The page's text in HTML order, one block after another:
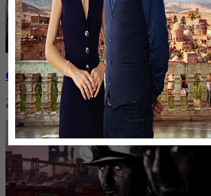
Саммит ОДКБ: под вопросом
24 ноября, 20:43